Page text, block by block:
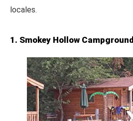
locales.
1. Smokey Hollow Campground